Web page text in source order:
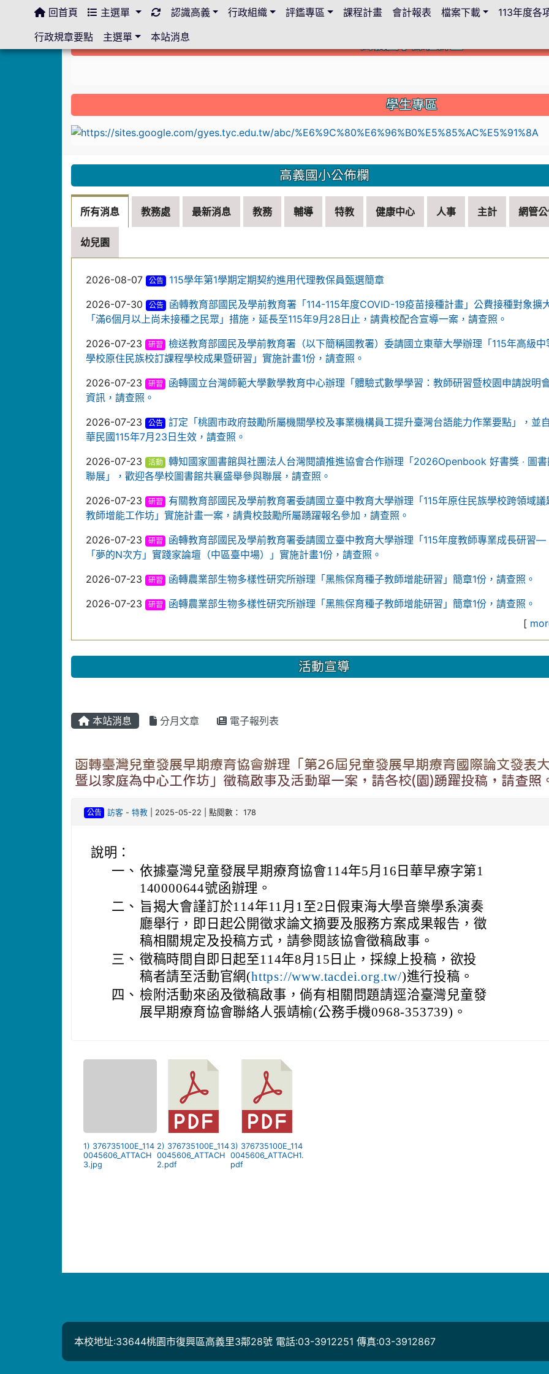
高義國小公佈欄
所有消息 教務處 最新消息 教務 輔導 特教 健康中心 人事 主計 網管
幼兒園
2026-08-07 公告
115學年第1學期定期契約進用代理教保員甄選簡章
2026-07-30
公告
函轉教育部國民及學前教育署「114-115年度COVID-19疫苗接種計畫」公費接種對象擴
「滿6個月以上尚未接種之民眾」措施，延長至115年9月28日止，請貴校配合宣導一案，請查照。
2026-07-23
研習
檢送教育部國民及學前教育署（以下簡稱國教署）委請國立東華大學辦理「115年高級中
學校原住民族校訂課程學校成果暨研習」實施計畫1份，請查照。
2026-07-23
研習
函轉國立台灣師範大學數學教育中心辦理「體驗式數學學習：教師研習暨校園申請說明會
資訊，請查照。
2026-07-23
公告
訂定「桃園市政府鼓勵所屬機關學校及事業機構員工提升臺灣台語能力作業要點」，並
華民國115年7月23日生效，請查照。
2026-07-23
活動
轉知國家圖書館與社團法人台灣閱讀推進協會合作辦理「2026Openbook 好書獎 ‧ 圖
聯展」，歡迎各學校圖書館共襄盛舉參與聯展，請查照。
2026-07-23
研習
有關教育部國民及學前教育署委請國立臺中教育大學辦理「115年原住民族學校跨領域議
教師增能工作坊」實施計畫一案，請貴校鼓勵所屬踴躍報名參加，請查照。
2026-07-23
研習
函轉教育部國民及學前教育署委請國立臺中教育大學辦理「115年度教師專業成長研習—
「夢的N次方」實踐家論壇（中區臺中場）」實施計畫1份，請查照。
2026-07-23
研習
函轉農業部生物多樣性研究所辦理「黑熊保育種子教師增能研習」簡章1份，請查照。
2026-07-23
研習
函轉農業部生物多樣性研究所辦理「黑熊保育種子教師增能研習」簡章1份，請查照。
[
活動宣導
本站消息 分月文章 電子報列表
函轉臺灣兒童發展早期療育協會辦理「第26屆兒童發展早期療育國際論文發表
暨以家庭為中心工作坊」徵稿啟事及活動單一案，請各校(園)踴躍投稿，請查照
公告 訪客 -特教 | 2025-05-22 | 點閱數： 178
說明：
一、 依據臺灣兒童發展早期療育協會114年5月16日華早療字第1
140000644號函辦理。
二、 旨揭大會謹訂於114年11月1至2日假東海大學音樂學系演奏
廳舉行，即日起公開徵求論文摘要及服務方案成果報告，徵
稿相關規定及投稿方式，請參閱該協會徵稿啟事。
三、 徵稿時間自即日起至114年8月15日止，採線上投稿，欲投
稿者請至活動官網(https://www.tacdei.org.tw/)進行投稿。
四、 檢附活動來函及徵稿啟事，倘有相關問題請逕洽臺灣兒童發
展早期療育協會聯絡人張靖榆(公務手機0968-353739)。
1) 376735100E_114
0045606_ATTACH
3.jpg
2) 376735100E_114
0045606_ATTACH
2.pdf
3) 376735100E_114
0045606_ATTACH1.
pdf
:::
學生專區
本校地址:33644桃園市復興區高義里3鄰28號 電話:03-3912251 傳真:03-3912867
回首頁 主選單 認識高義 行政組織 評鑑專區 課程計畫 會計報表 檔案下載 113年度各
行政規章要點
主選單 本站消息